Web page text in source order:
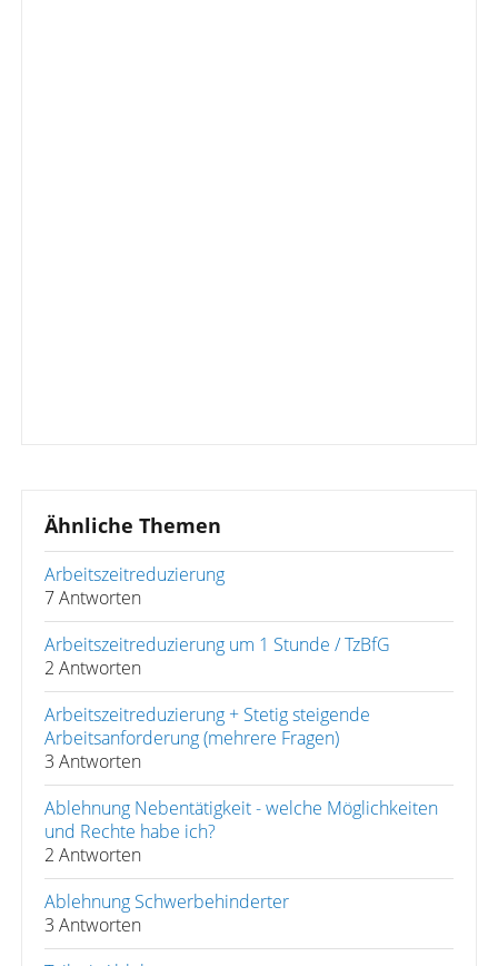
Ähnliche Themen
Arbeitszeitreduzierung
7 Antworten
Arbeitszeitreduzierung um 1 Stunde / TzBfG
2 Antworten
Arbeitszeitreduzierung + Stetig steigende
Arbeitsanforderung (mehrere Fragen)
3 Antworten
Ablehnung Nebentätigkeit - welche Möglichkeiten
und Rechte habe ich?
2 Antworten
Ablehnung Schwerbehinderter
3 Antworten